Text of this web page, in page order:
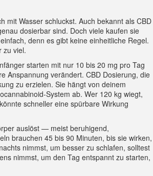
mit Wasser schluckst. Auch bekannt als CBD
dosierbar sind. Doch viele kaufen sie
denn es gibt keine einheitliche Regel.
zu viel.
starten mit nur 10 bis 20 mg pro Tag
Anspannung verändert. CBD Dosierung, die
zu erzielen. Sie hängt von deinem
System ab. Wer 120 kg wiegt,
schneller eine spürbare Wirkung
auslöst — meist beruhigend,
brauchen 45 bis 90 Minuten, bis sie wirken,
nimmst, um besser zu schlafen, solltest
nimmst, um den Tag entspannt zu starten,